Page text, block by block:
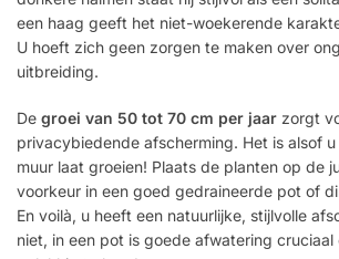
een haag geeft het niet-woekerende
U hoeft zich geen zorgen te maken over
uitbreiding.
De groei van 50 tot 70 cm per jaar zorgt
privacybiedende afscherming. Het is alsof
muur laat groeien! Plaats de planten op de
voorkeur in een goed gedraineerde pot of
En voilà, u heeft een natuurlijke, stijlvolle
niet, in een pot is goede afwatering cruciaal